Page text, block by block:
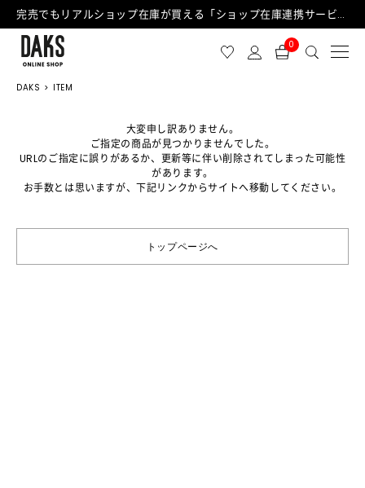
完売でもリアルショップ在庫が買える「ショップ在庫連携サービス」が日中もご利用可能になりました！
0
DAKS ITEM
大変申し訳ありません。
ご指定の商品が見つかりませんでした。
URLのご指定に誤りがあるか、更新等に伴い削除されてしまった可能性
があります。
お手数とは思いますが、下記リンクからサイトへ移動してください。
トップページへ